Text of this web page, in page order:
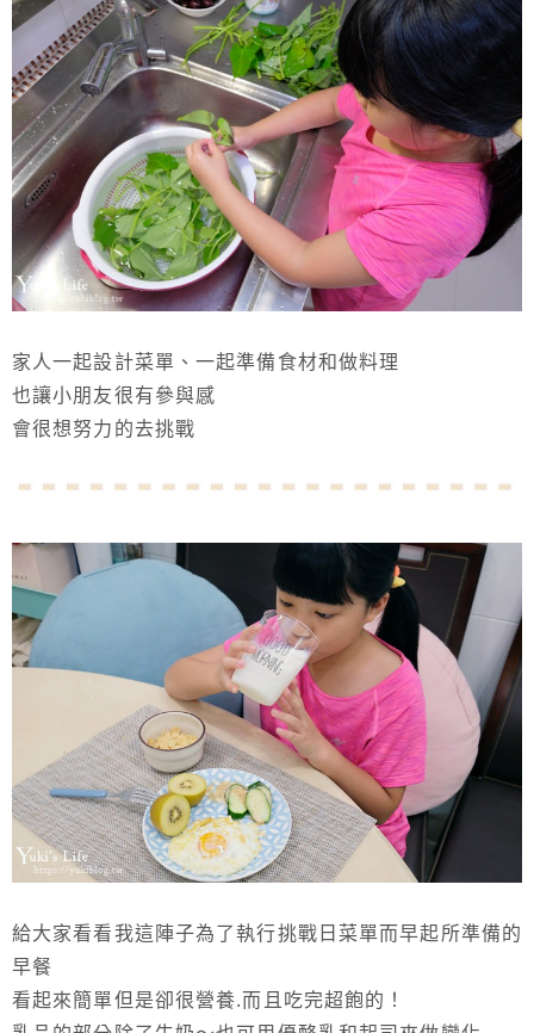
家人一起設計菜單、一起準備食材和做料理
也讓小朋友很有參與感
會很想努力的去挑戰
給大家看看我這陣子為了執行挑戰日菜單而早起所準備的
早餐
看起來簡單但是卻很營養.而且吃完超飽的！